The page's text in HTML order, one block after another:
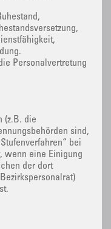
Personalvertretung
(z.B. die
sind,
bei
wenn eine Einigung
der dort